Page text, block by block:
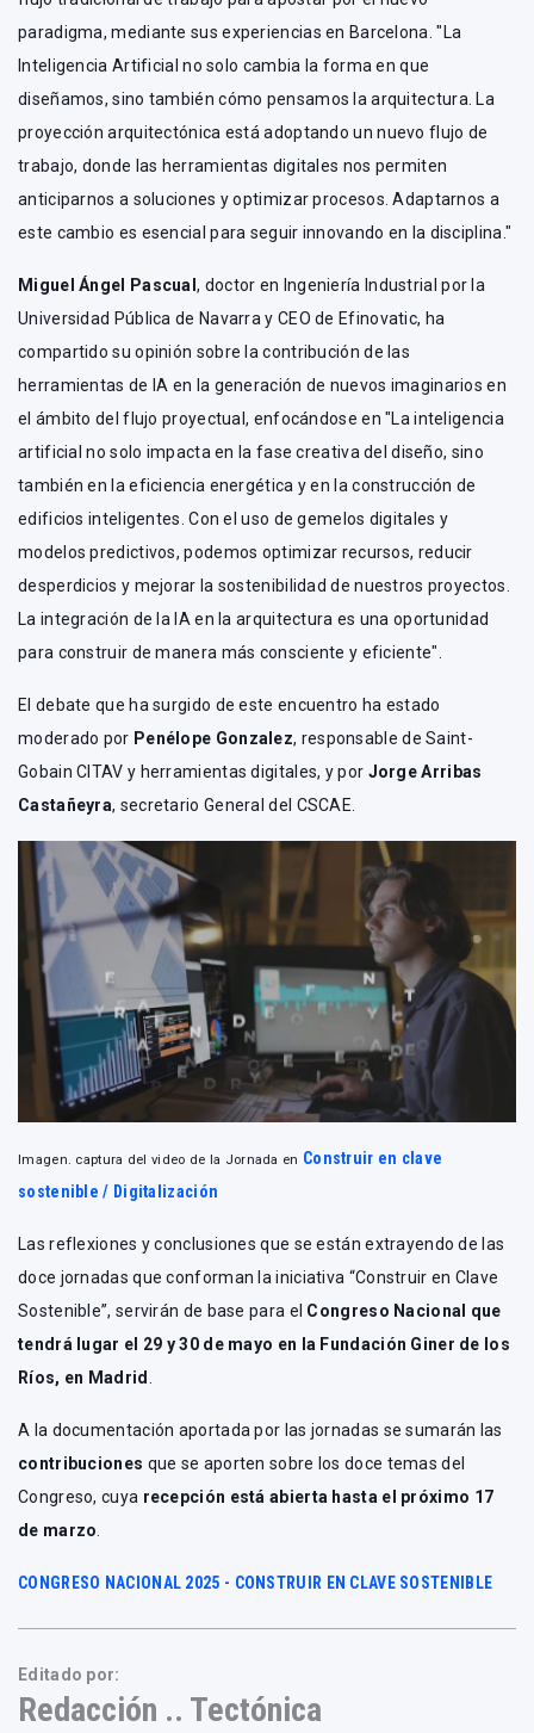
paradigma, mediante sus experiencias en Barcelona. "La
Inteligencia Artificial no solo cambia la forma en que
diseñamos, sino también cómo pensamos la arquitectura. La
proyección arquitectónica está adoptando un nuevo flujo de
trabajo, donde las herramientas digitales nos permiten
anticiparnos a soluciones y optimizar procesos. Adaptarnos a
este cambio es esencial para seguir innovando en la disciplina."
Miguel Ángel Pascual , doctor en Ingeniería Industrial por la
Universidad Pública de Navarra y CEO de Efinovatic, ha
compartido su opinión sobre la contribución de las
herramientas de IA en la generación de nuevos imaginarios en
el ámbito del flujo proyectual, enfocándose en "La inteligencia
artificial no solo impacta en la fase creativa del diseño, sino
también en la eficiencia energética y en la construcción de
edificios inteligentes. Con el uso de gemelos digitales y
modelos predictivos, podemos optimizar recursos, reducir
desperdicios y mejorar la sostenibilidad de nuestros proyectos.
La integración de la IA en la arquitectura es una oportunidad
para construir de manera más consciente y eficiente".
El debate que ha surgido de este encuentro ha estado
moderado por Penélope Gonzalez, responsable de Saint-
Gobain CITAV y herramientas digitales, y por Jorge Arribas
Castañeyra, secretario General del CSCAE.
Imagen. captura del video de la Jornada en Construir en clave
sostenible / Digitalización
Las reflexiones y conclusiones que se están extrayendo de las
doce jornadas que conforman la iniciativa “Construir en Clave
Sostenible”, servirán de base para el Congreso Nacional que
tendrá lugar el 29 y 30 de mayo en la Fundación Giner de los
Ríos, en Madrid.
A la documentación aportada por las jornadas se sumarán las
contribuciones que se aporten sobre los doce temas del
Congreso, cuya recepción está abierta hasta el próximo 17
de marzo.
CONGRESO NACIONAL 2025 - CONSTRUIR EN CLAVE SOSTENIBLE
Editado por:
Redacción .. Tectónica